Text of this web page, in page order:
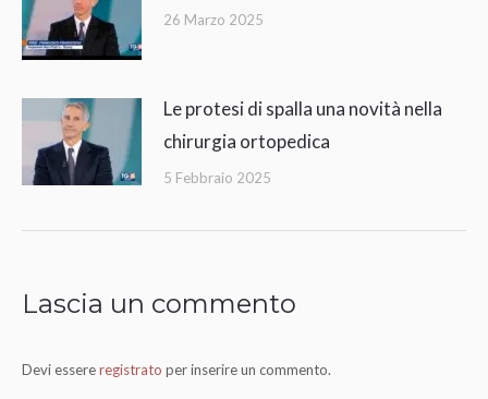
26 Marzo 2025
Le protesi di spalla una novità nella
chirurgia ortopedica
5 Febbraio 2025
Lascia un commento
Devi essereregistrato per inserire un commento.